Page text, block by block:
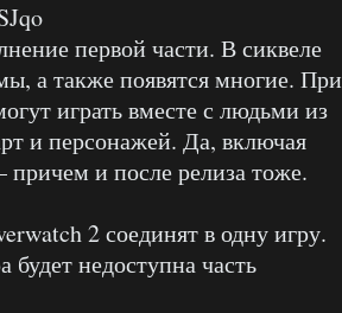
первой части. В сиквеле
а также появятся многие. При
играть вместе с людьми из
и персонажей. Да, включая
и после релиза тоже.
2 соединят в одну игру.
недоступна часть